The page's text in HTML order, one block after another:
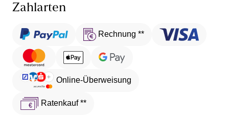
Zahlarten
Rechnung **
Online-Überweisung
Ratenkauf **